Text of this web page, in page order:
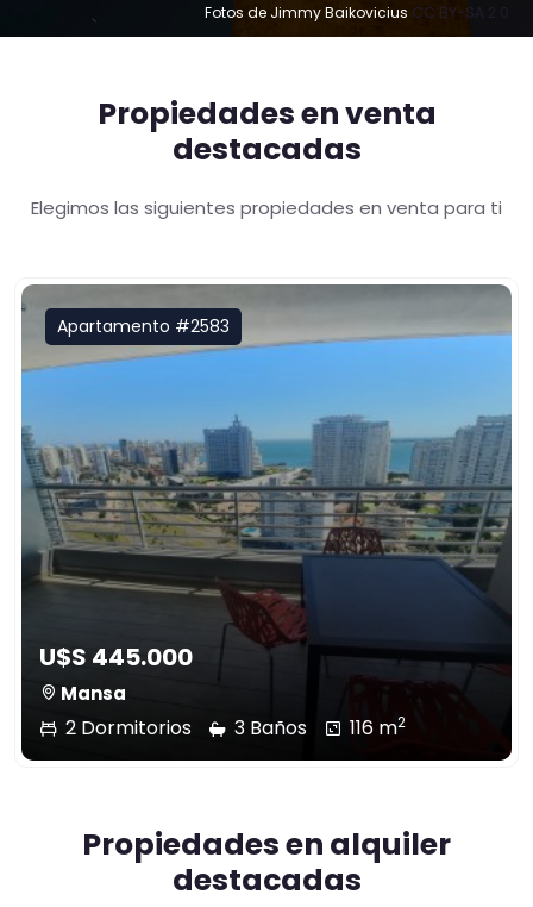
Fotos de Jimmy Baikovicius CC BY-SA 2.0
Propiedades en venta
destacadas
Elegimos las siguientes propiedades en venta para ti
Apartamento #2583
U$S 445.000
Mansa
2 Dormitorios 3 Baños 116 m2
Propiedades en alquiler
destacadas